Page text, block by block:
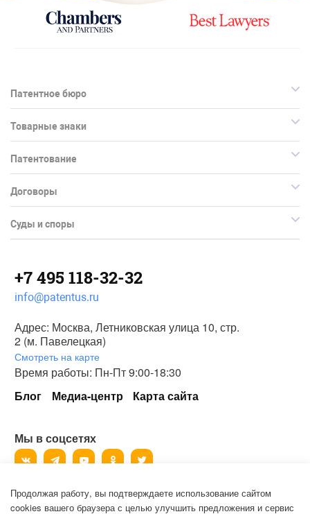
Патентное бюро
Товарные знаки
Патентование
Договоры
Суды и споры
+7 495 118-32-32
info@patentus.ru
Адрес: Москва, Летниковская улица 10, стр.
2 (м. Павелецкая)
Смотреть на карте
Время работы: Пн-Пт 9:00-18:30
Блог
Медиа-центр Карта сайта
Мы в соцсетях
©2006-2026, ООО «Патентус».
Продолжая работу, вы подтверждаете использование сайтом
cookies вашего браузера с целью улучшить предложения и сервис